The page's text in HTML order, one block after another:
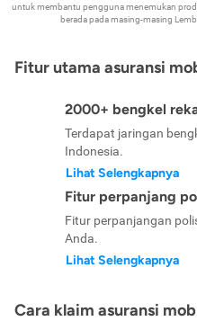
untuk membantu pengguna menemukan
berada pada masing-masing
Fitur utama asuransi
2000+ bengkel
Terdapat jaringan
Indonesia.
Lihat Selengkapnya
Fitur perpanjang
Fitur perpanjangan
Anda.
Lihat Selengkapnya
Cara klaim asuransi